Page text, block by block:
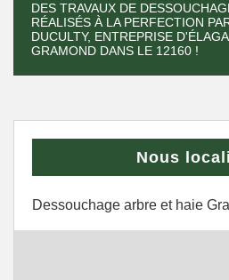
DES TRAVAUX DE
RÉALISÉS À LA PERFECTION
DUCULTY, ENTREPRISE
GRAMOND DANS LE 12160 !
Nous
Dessouchage arbre et haie